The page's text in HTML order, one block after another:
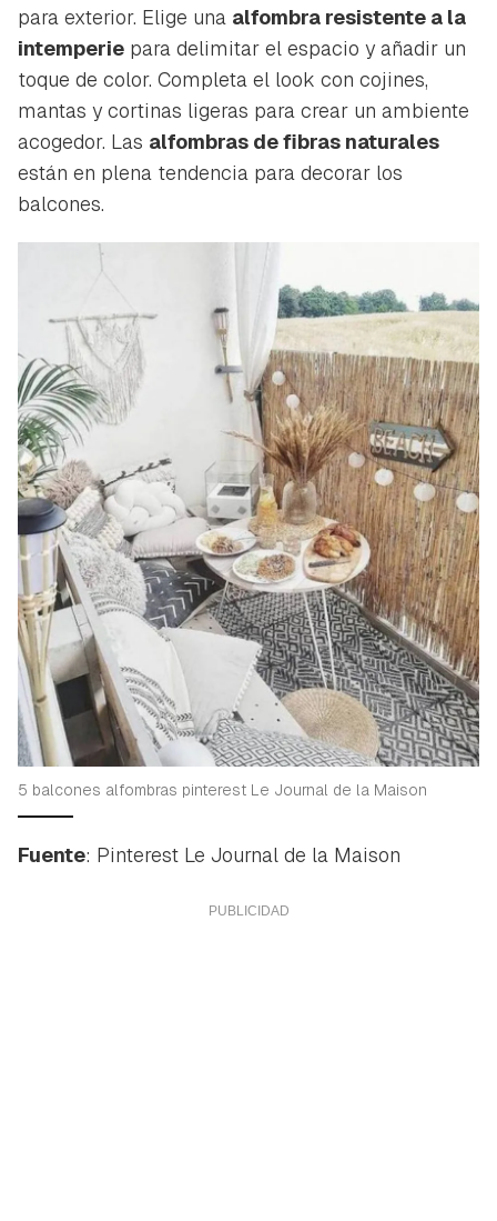
para exterior. Elige una alfombra resistente a la
intemperie para delimitar el espacio y añadir un
toque de color. Completa el look con cojines,
mantas y cortinas ligeras para crear un ambiente
acogedor. Las alfombras de fibras naturales
están en plena tendencia para decorar los
balcones.
5 balcones alfombras pinterest Le Journal de la Maison
Fuente: Pinterest Le Journal de la Maison